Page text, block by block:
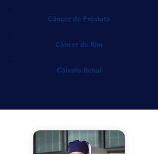
Câncer de Próstata
Câncer de Rim
Cálculo Renal